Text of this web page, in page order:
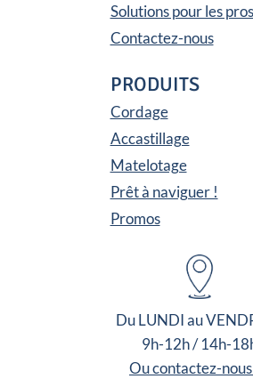
Solutions pour les pros
Contactez-nous
PRODUITS
Cordage
Accastillage
Matelotage
Prêt à naviguer !
Promos
Du LUNDI au
9h-12h / 14h-
Ou contactez-